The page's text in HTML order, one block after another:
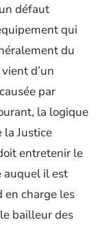
défaut
qui
du
d’un
par
la logique
la Justice
entretenir le
auquel il est
en charge les
bailleur des